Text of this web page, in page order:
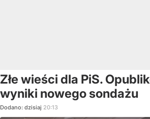
Złe wieści dla PiS.
wyniki nowego sondażu
Dodano: dzisiaj 20:13